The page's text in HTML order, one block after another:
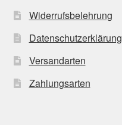
Widerrufsbelehrung
Datenschutzerklärung
Versandarten
Zahlungsarten